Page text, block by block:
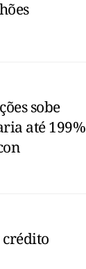
sobe
até 199%
crédito